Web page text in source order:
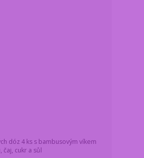
dóz 4 ks s bambusovým víkem
čaj, cukr a sůl